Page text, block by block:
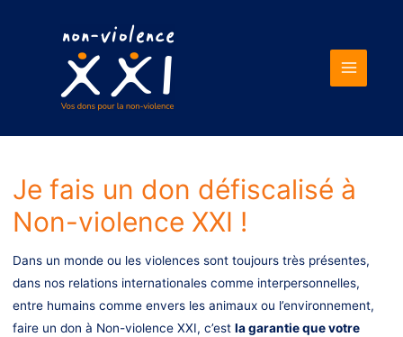
Main
Je fais un don défiscalisé à
Non-violence XXI !
Dans un monde ou les violences sont toujours très présentes,
dans nos relations internationales comme interpersonnelles,
entre humains comme envers les animaux ou l’environnement,
faire un don à Non-violence XXI, c’est la garantie que votre